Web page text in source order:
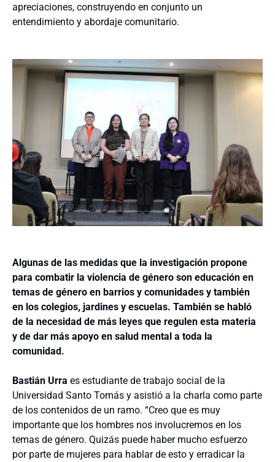
apreciaciones, construyendo en conjunto un
entendimiento y abordaje comunitario.
Algunas de las medidas que la investigación propone
para combatir la violencia de género son educación en
temas de género en barrios y comunidades y también
en los colegios, jardines y escuelas. También se habló
de la necesidad de más leyes que regulen esta materia
y de dar más apoyo en salud mental a toda la
comunidad.
Bastián Urra es estudiante de trabajo social de la
Universidad Santo Tomás y asistió a la charla como parte
de los contenidos de un ramo. “Creo que es muy
importante que los hombres nos involucremos en los
temas de género. Quizás puede haber mucho esfuerzo
por parte de mujeres para hablar de esto y erradicar la